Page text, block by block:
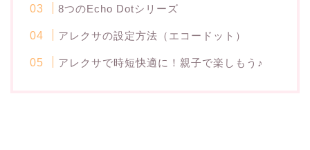
8つのEcho Dotシリーズ
アレクサの設定方法（エコードット）
アレクサで時短快適に！親子で楽しもう♪